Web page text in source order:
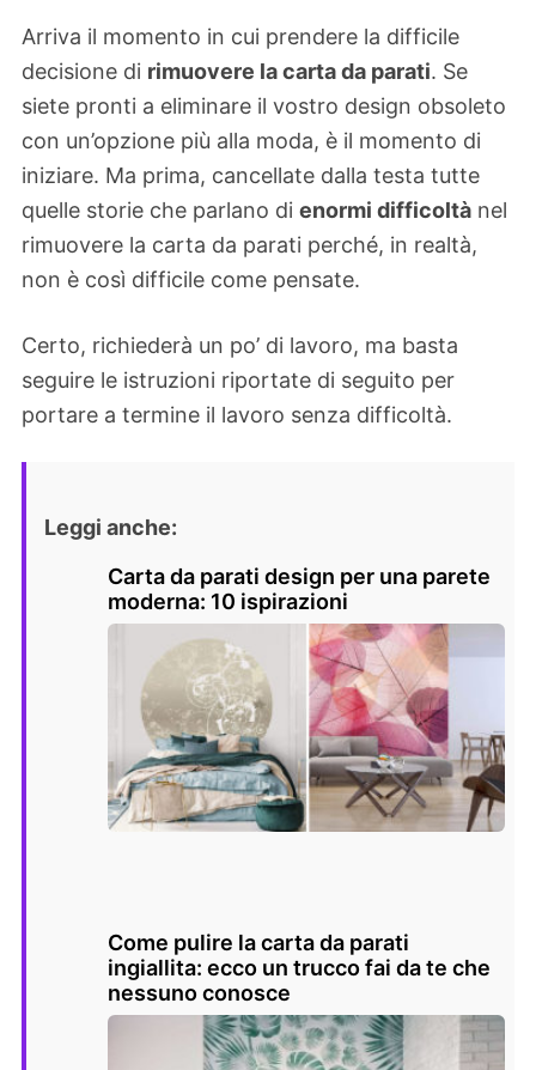
Arriva il momento in cui prendere la difficile
decisione di rimuovere la carta da parati. Se
siete pronti a eliminare il vostro design obsoleto
con un’opzione più alla moda, è il momento di
iniziare. Ma prima, cancellate dalla testa tutte
quelle storie che parlano di enormi difficoltà nel
rimuovere la carta da parati perché, in realtà,
non è così difficile come pensate.
Certo, richiederà un po’ di lavoro, ma basta
seguire le istruzioni riportate di seguito per
portare a termine il lavoro senza difficoltà.
Leggi anche:
Carta da parati design per una parete
moderna: 10 ispirazioni
Come pulire la carta da parati
ingiallita: ecco un trucco fai da te che
nessuno conosce